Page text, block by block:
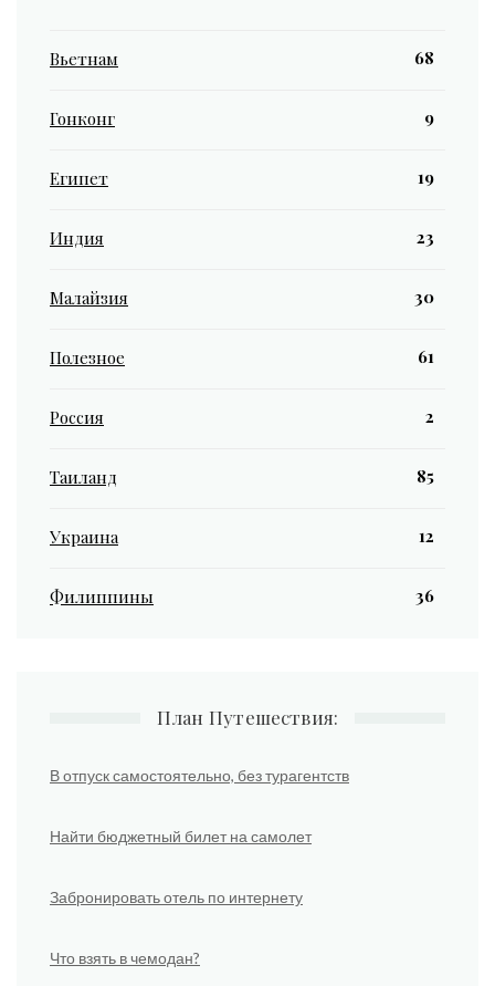
Вьетнам 68
Гонконг 9
Египет 19
Индия 23
Малайзия 30
Полезное 61
Россия 2
Таиланд 85
Украина 12
Филиппины 36
План Путешествия:
В отпуск самостоятельно, без турагентств
Найти бюджетный билет на самолет
Забронировать отель по интернету
Что взять в чемодан?